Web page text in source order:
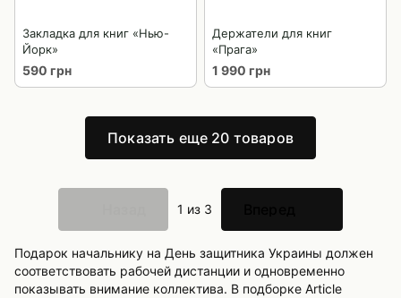
Закладка для книг «Нью-
Йорк»
590 грн
Держатели для книг
«Прага»
1 990 грн
Показать еще 20 товаров
1 из 3
Подарок начальнику на День защитника Украины должен
соответствовать рабочей дистанции и одновременно
показывать внимание коллектива. В подборке Article